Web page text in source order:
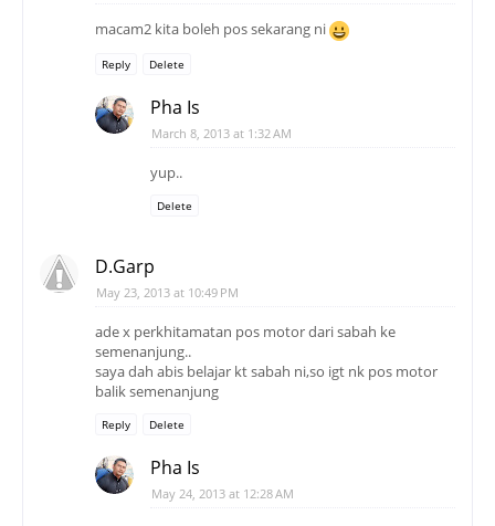
macam2 kita boleh pos sekarang ni
Reply Delete
Pha Is
March 8, 2013 at 1:32 AM
yup..
Delete
D.Garp
May 23, 2013 at 10:49 PM
ade x perkhitamatan pos motor dari sabah ke
semenanjung..
saya dah abis belajar kt sabah ni,so igt nk pos motor
balik semenanjung
Reply Delete
Pha Is
May 24, 2013 at 12:28 AM